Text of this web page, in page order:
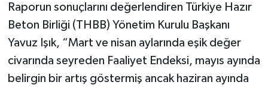
Raporun sonuçlarını değerlendiren Türkiye Hazır
Beton Birliği (THBB) Yönetim Kurulu Başkanı
Yavuz Işık, “Mart ve nisan aylarında eşik değer
civarında seyreden Faaliyet Endeksi, mayıs ayında
belirgin bir artış göstermiş ancak haziran ayında